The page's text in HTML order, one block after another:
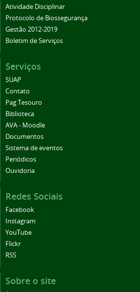
Atividade Disciplinar
Protocolo de Biossegurança
Gestão 2012-2019
Boletim de Serviços
Serviços
SUAP
Contato
Pag Tesouro
Biblioteca
AVA - Moodle
Documentos
Sistema de eventos
Periódicos
Ouvidoria
Redes Sociais
Facebook
Instagram
YouTube
Flickr
RSS
Sobre o site